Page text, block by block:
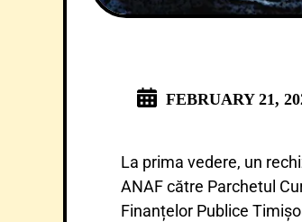
FEBRUARY 21,
La prima vedere, un
ANAF către Parchetul
Finanțelor Publice